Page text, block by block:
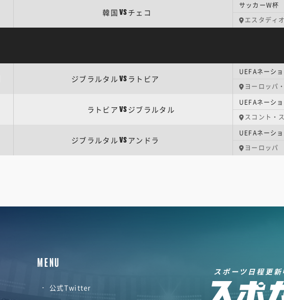
韓国 VS チェコ
サッカーW
エスタディ
ジブラルタルVS ラトビア
UEFAネー
ヨーロッパ
ラトビア VS ジブラルタル
UEFAネー
スコント・
ジブラルタルVS アンドラ
ヨーロッパ
MENU
公式Twitter
スポーツ日程更新